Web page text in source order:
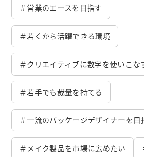
＃営業のエースを目指す
＃若くから活躍できる環境
＃クリエイティブに数字を使いこな
＃若手でも裁量を持てる
＃一流のパッケージデザイナーを目
＃メイク製品を市場に広めたい